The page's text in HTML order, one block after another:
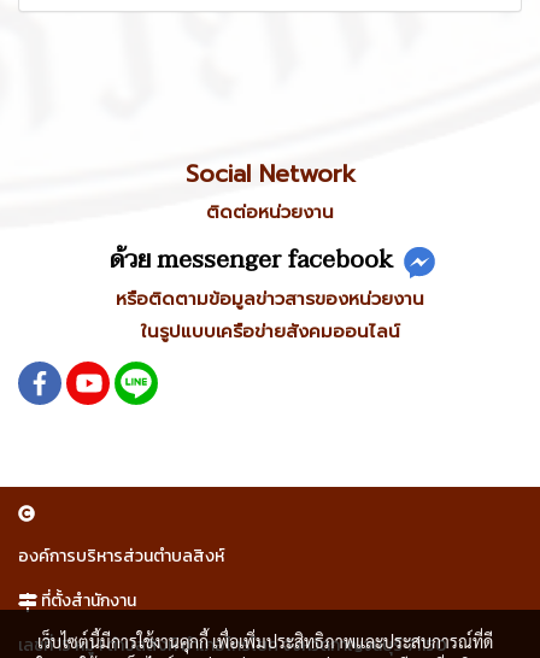
Social Network
ติดต่อหน่วยงาน
ด้วย messenger facebook
หรือติดตามข้อมูลข่าวสารของหน่วยงาน
ในรูปแบบเครือข่ายสังคมออนไลน์
องค์การบริหารส่วนตำบลสิงห์
ที่ตั้งสำนักงาน
เลขที่ 15 หมู่ 1 ตำบลสิงห์ อำเภอไทรโยค จังหวัดกาญจนบุรี 71150
เว็บไซต์นี้มีการใช้งานคุกกี้ เพื่อเพิ่มประสิทธิภาพและประสบการณ์ที่ดี